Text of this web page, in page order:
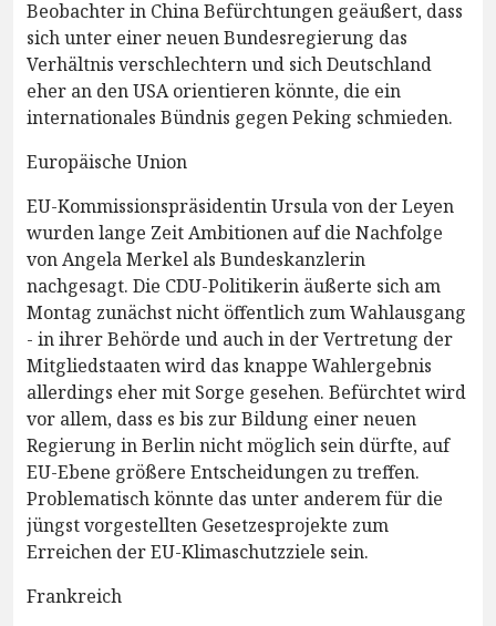
Beobachter in China Befürchtungen geäußert, dass
sich unter einer neuen Bundesregierung das
Verhältnis verschlechtern und sich Deutschland
eher an den USA orientieren könnte, die ein
internationales Bündnis gegen Peking schmieden.
Europäische Union
EU-Kommissionspräsidentin Ursula von der Leyen
wurden lange Zeit Ambitionen auf die Nachfolge
von Angela Merkel als Bundeskanzlerin
nachgesagt. Die CDU-Politikerin äußerte sich am
Montag zunächst nicht öffentlich zum Wahlausgang
- in ihrer Behörde und auch in der Vertretung der
Mitgliedstaaten wird das knappe Wahlergebnis
allerdings eher mit Sorge gesehen. Befürchtet wird
vor allem, dass es bis zur Bildung einer neuen
Regierung in Berlin nicht möglich sein dürfte, auf
EU-Ebene größere Entscheidungen zu treffen.
Problematisch könnte das unter anderem für die
jüngst vorgestellten Gesetzesprojekte zum
Erreichen der EU-Klimaschutzziele sein.
Frankreich